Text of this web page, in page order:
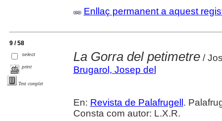
Enllaç permanent a aquest
9 / 58
select
print
Text complet
La Gorra del petimetre/
Brugarol, Josep del
En: Revista de Palafrugell .
Consta com autor: L.X.R.